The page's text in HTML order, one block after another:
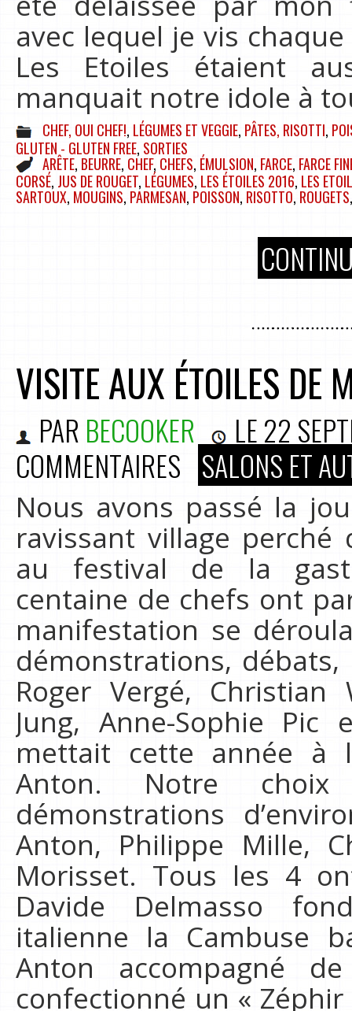
avec lequel je vis
Les Etoiles étaient
manquait notre idole à
CHEF, OUI CHEF!, LÉGUMES ET VEGGIE, PÂTES, RISOTTI,
GLUTEN - GLUTEN FREE, SORTIES
ARÊTE, BEURRE, CHEF, CHEFS, ÉMULSION, FARCE, FARCE
CORSÉ, JUS DE ROUGET, LÉGUMES, LES ÉTOILES 2016, LES
SARTOUX, MOUGINS, PARMESAN, POISSON, RISOTTO, ROUGETS
VISITE AUX ÉTOILES DE
PAR BECOOKER LE22
COMMENTAIRES SALONS ET
Nous avons passé la
ravissant village perché
au festival de la
centaine de chefs ont
manifestation se
démonstrations,
Roger Vergé,
Jung, Anne-Sophie
mettait cette année à
Anton. Notre
démonstrations
Anton, Philippe Mille,
Morisset. Tous les 4
Davide Delmasso
italienne la Cambuse
Anton accompagné
confectionné un «